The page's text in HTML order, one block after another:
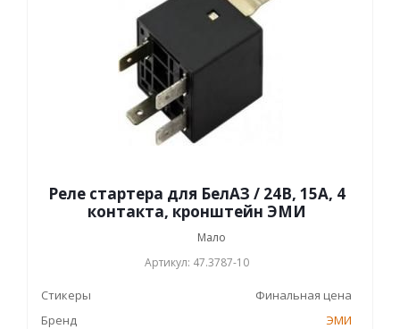
Реле стартера для БелАЗ / 24В, 15А, 4
контакта, кронштейн ЭМИ
Мало
Артикул: 47.3787-10
Стикеры
Финальная цена
Бренд
ЭМИ